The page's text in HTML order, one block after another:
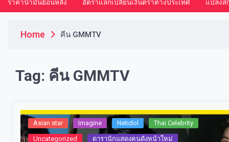
ราคาน้ำมันย้อนหลัง อัตราแลกเปลี่ยนเงินตราต่างประเทศ แปลงส
Home คีน GMMTV
Tag: คีน GMMTV
Asian star Imagine​ Netidol Thai Celebrity
Uncategorized ดารานักแสดงคนดังหน้าใหม่